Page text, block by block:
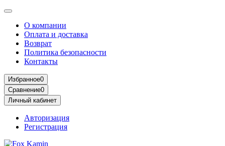
О компании
Оплата и доставка
Возврат
Политика безопасности
Контакты
Избранное0
Сравнение0
Личный кабинет
Авторизация
Регистрация